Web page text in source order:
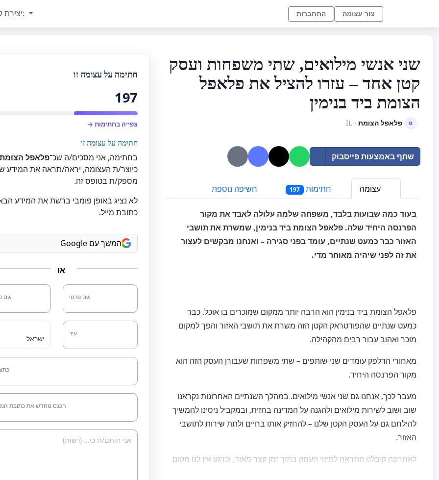
יצירת קשר: התחברות צור עצומה
שני אנשי מילואים, שתי משפחות ועסק
קטן אחד – עזרו להציל את פלאפל
הצומת ביד בנימין
פ פלאפל הצומת· IL
שתף באמצעות פייסבוק
עצומה חתימות 197 חשיפה נוספת
בעוד כמה שבועות בלבד, משפחה שלמה עלולה לאבד את מקור
הפרנסה היחיד שלה. פלאפל הצומת ביד בנימין, שמשרת את תושבי
האזור כבר כמעט שנתיים, עומד בפני סגירה – ואנחנו מבקשים לעצור
את זה לפני שיהיה מאוחר מדי.
פלאפל הצומת ביד בנימין הוא הרבה יותר ממקום שמוכרים בו אוכל. כבר
כמעט שנתיים שהפודטראק הקטן הזה משרת את תושבי האזור והפך למקום
מוכר ואהוב עבור רבים מהקהילה.
מאחורי הדלפק עומדים שני שותפים – שתי משפחות שעבורן העסק הזה הוא
מקור הפרנסה היחיד.
מעבר לכך, אנחנו גם שני אנשי מילואים. במהלך השנתיים האחרונות נקראנו
שוב ושוב לשירות מילואים ולהגנה על המדינה בחזית, ובמקביל ניסינו להמשיך
להילחם גם על העסק הקטן שלנו – להחזיק אותו בחיים ולתת שירות לתושבי
האזור.
לאחרונה קיבלנו התראה לפינוי העסק בתוך זמן קצר מאוד, וכרגע אין לנו מקום
חתימה על עצומה זו
197
צפייה בחתימות →
חתימה על עצומה זו
בחתימה, אני מסכים/ה שכ־פלאפל הצומת
כיוצר/ת העצומה, יראה/תראה את המידע
מספק/ת בטופס זה.
לא נציג באופן פומבי ברשת את המידע
כתובת מייל.
המשך עם Google
או
שם פרטי שם
עיר
הכנס מחדש את כתובת